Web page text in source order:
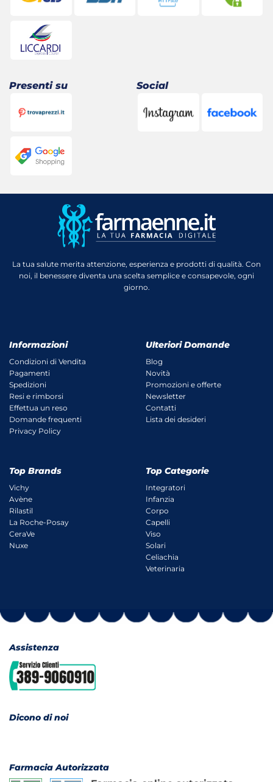
Presenti su Social
La tua salute merita attenzione, esperienza e prodotti di qualità. Con
noi, il benessere diventa una scelta semplice e consapevole, ogni
giorno.
Informazioni
Condizioni di Vendita
Pagamenti
Spedizioni
Resi e rimborsi
Effettua un reso
Domande frequenti
Privacy Policy
Ulteriori Domande
Blog
Novità
Promozioni e offerte
Newsletter
Contatti
Lista dei desideri
Top Brands
Vichy
Avène
Rilastil
La Roche-Posay
CeraVe
Nuxe
Top Categorie
Integratori
Infanzia
Corpo
Capelli
Viso
Solari
Celiachia
Veterinaria
Assistenza
Dicono di noi
Farmacia Autorizzata